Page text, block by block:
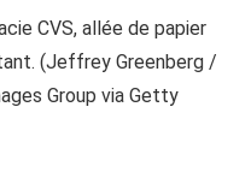
CVS, allée de papier
(Jeffrey Greenberg /
Group via Getty